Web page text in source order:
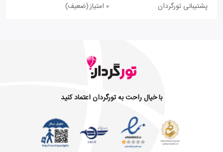
پشتیبانی تورگردان
0 امتیاز (ضعیف)
با خیال راحت به تورگردان اعتماد کنید